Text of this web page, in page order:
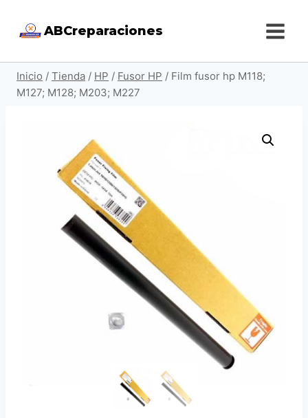
ABCreparaciones
Inicio / Tienda / HP / Fusor HP / Film fusor hp M118;
M127; M128; M203; M227